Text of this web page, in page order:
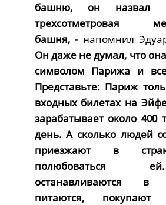
башню, он назвал
трехсотметровая
башня, - напомнил
Он даже не думал, что
символом Парижа и
Представьте: Париж
входных билетах на
зарабатывает около 400
день. А сколько людей
приезжают в
полюбоваться
останавливаются в
питаются, покупают